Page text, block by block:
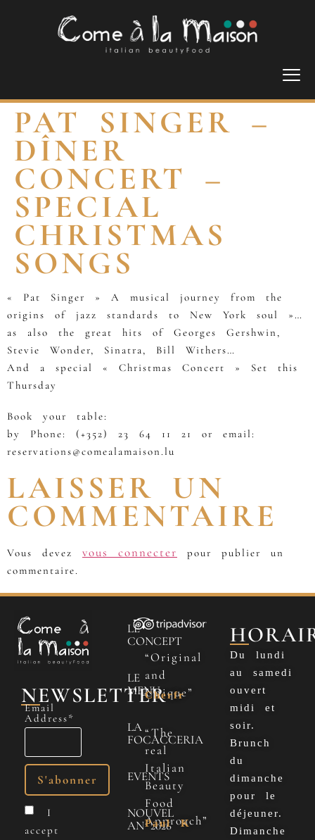
PAT SINGER –
DÎNER
CONCERT –
SPECIAL
CHRISTMAS
SONGS
« Pat Singer » A musical journey from the
origins of jazz standards to New York soul »…
as also the great hits of Georges Gershwin,
Stevie Wonder, Sinatra, Bill Withers…
And a special « Christmas Concert » Set this
Thursday
Book your table:
by Phone: (+352) 23 64 11 21 or email:
reservations@comealamaison.lu
LAISSER UN
COMMENTAIRE
Vous devez vous connecter
pour publier un
commentaire.
NEWSLETTER
Email
Address*
I
accept
LE
CONCEPT
LE
MENU
LA
FOCACCERIA
EVENTS
NOUVEL
AN 2026
“Original
and
Unique”
Cherfr
“The
real
Italian
Beauty
Food
Approach”
Paul K
Du lundi
au samedi
ouvert
midi et
soir.
Brunch
du
dimanche
pour le
déjeuner.
Dimanche